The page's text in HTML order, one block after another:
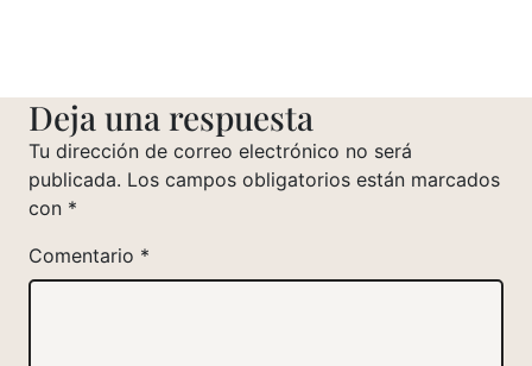
Deja una respuesta
Tu dirección de correo electrónico no será
publicada. Los campos obligatorios están marcados
con *
Comentario *